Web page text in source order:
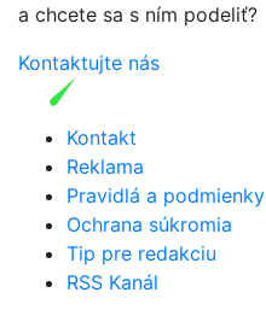
a chcete sa s ním podeliť?
Kontaktujte nás
Kontakt
Reklama
Pravidlá a podmienky
Ochrana súkromia
Tip pre redakciu
RSS Kanál